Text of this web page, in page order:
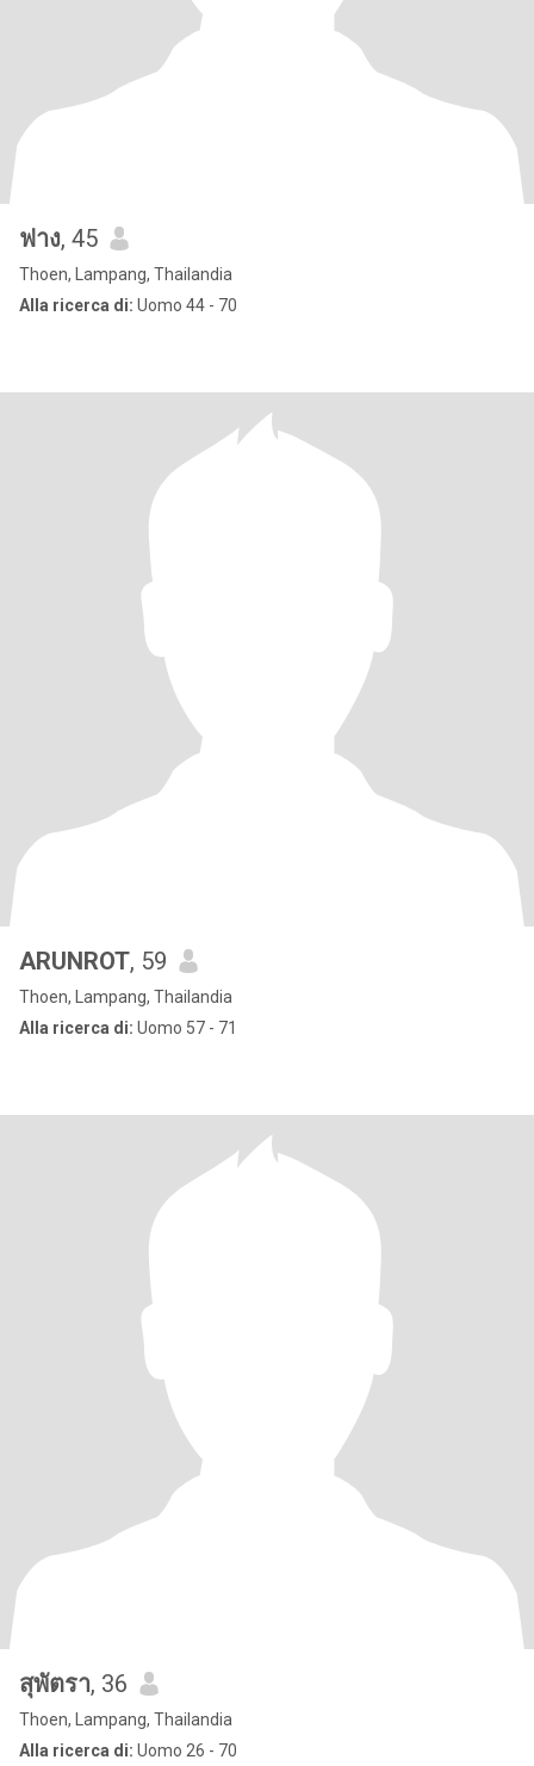
ฟาง, 45
Thoen, Lampang, Thailandia
Alla ricerca di: Uomo 44 - 70
ARUNROT, 59
Thoen, Lampang, Thailandia
Alla ricerca di: Uomo 57 - 71
สุพัตรา, 36
Thoen, Lampang, Thailandia
Alla ricerca di: Uomo 26 - 70